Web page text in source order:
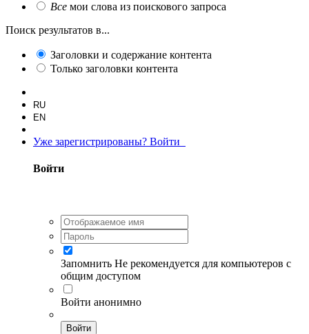
Все мои слова из поискового запроса
Поиск результатов в...
Заголовки и содержание контента
Только заголовки контента
RU
EN
Уже зарегистрированы? Войти
Войти
Запомнить Не рекомендуется для компьютеров с
общим доступом
Войти анонимно
Войти